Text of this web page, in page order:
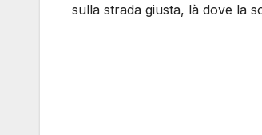
sulla strada giusta, là dove la